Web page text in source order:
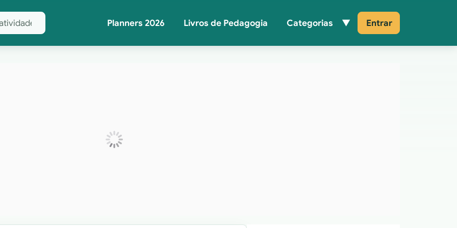
Planners 2026
Livros de Pedagogia Categorias Entrar